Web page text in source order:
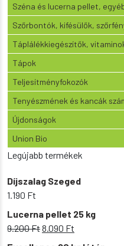
Széna és lucerna pellet,
Szőrbontók, kifésülők,
Táplálékkiegészítők,
Tápok
Teljesítményfokozók
Tenyészmének és kancák
Újdonságok
Union Bio
Legújabb termékek
Díjszalag Szeged
1.190 Ft
Lucerna pellet 25 kg
9.200FtOriginal
8.090 Ft